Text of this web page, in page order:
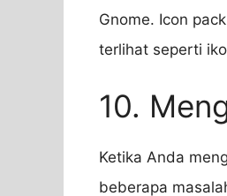
Gnome. Icon
terlihat seperti
10.
Ketika Anda
beberapa